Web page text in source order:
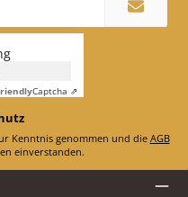
Captcha ⇗
Kenntnis genommen und die AGB
einverstanden.